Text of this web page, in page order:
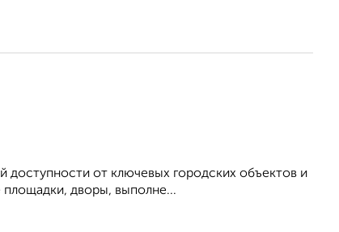
доступности от ключевых городских объектов и
дворы, выполне...